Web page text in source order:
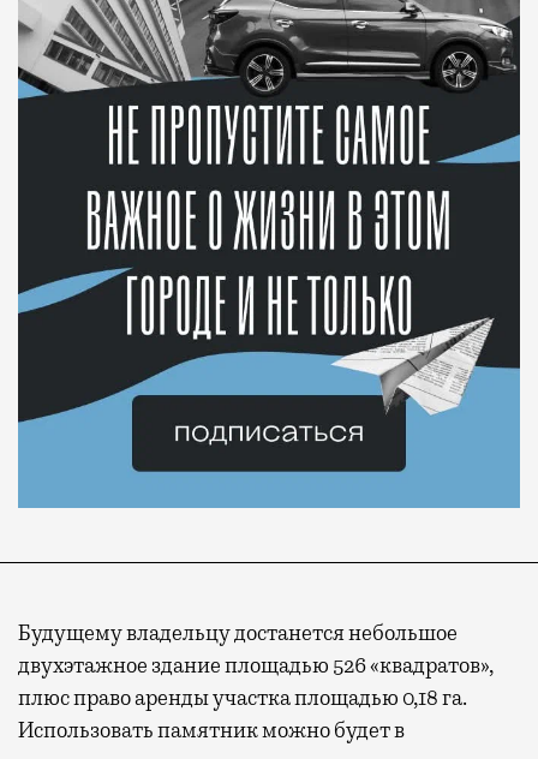
Будущему владельцу достанется небольшое
двухэтажное здание площадью 526 «квадратов»,
плюс право аренды участка площадью 0,18 га.
Использовать памятник можно будет в